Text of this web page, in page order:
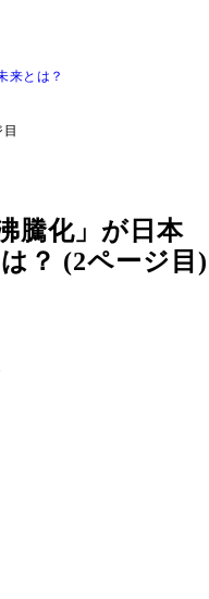
来とは？
目
騰化」が日本
？ (2ページ目)